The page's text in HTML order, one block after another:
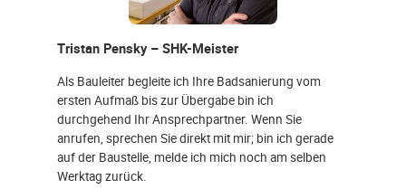
Tristan Pensky – SHK-Meister
Als Bauleiter begleite ich Ihre Badsanierung vom
ersten Aufmaß bis zur Übergabe bin ich
durchgehend Ihr Ansprechpartner. Wenn Sie
anrufen, sprechen Sie direkt mit mir; bin ich gerade
auf der Baustelle, melde ich mich noch am selben
Werktag zurück.